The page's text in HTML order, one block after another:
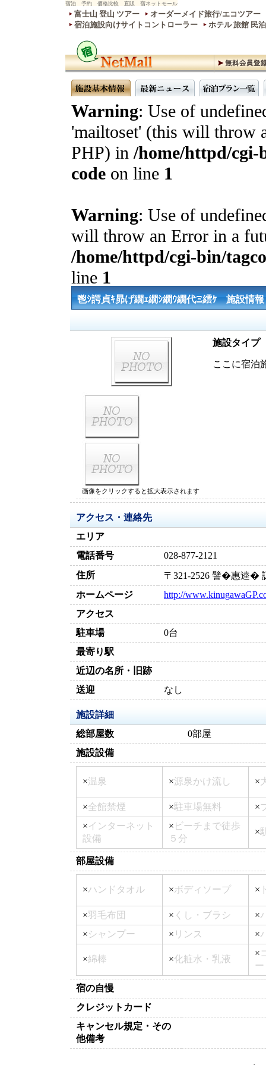
宿泊 予約 価格比較 直販 宿ネットモール
富士山 登山 ツアー
オーダーメイド旅行/エコツアー
宿泊施設向けサイトコントローラー
ホテル 旅館 民
Warning: Use of
'mailtoset' (this will throw
PHP) in/home/httpd/cgi-
code on line 1
Warning: Use of
will throw an Error in a
/home/httpd/cgi-bin/
line 1
鬯ｼ諤貞ｷ昴げ繝ｪ繝ｼ繝ｳ繝代Ξ繧ｹ 施設情報
施設タイプ
ここに宿泊
画像をクリックすると拡大表示されます
アクセス・連絡先
エリア
電話番号
028-877-2121
住所
〒321-2526 譬�惠逵�
ホームページ
http://
アクセス
駐車場
0台
最寄り駅
近辺の名所・旧跡
送迎
なし
施設詳細
総部屋数
0部屋
施設設備
×温泉 ×源泉かけ流し ×
×全館禁煙 ×駐車場無料 ×
×インターネット
設備
× ビーチまで徒歩
５分
×
部屋設備
×ハンドタオル ×ボディソープ ×
×羽毛布団 × くし・ブラシ ×
×シャンプー × リンス ×
×綿棒 ×化粧水・乳液
×
ー
宿の自慢
クレジットカード
キャンセル規定・その
他備考